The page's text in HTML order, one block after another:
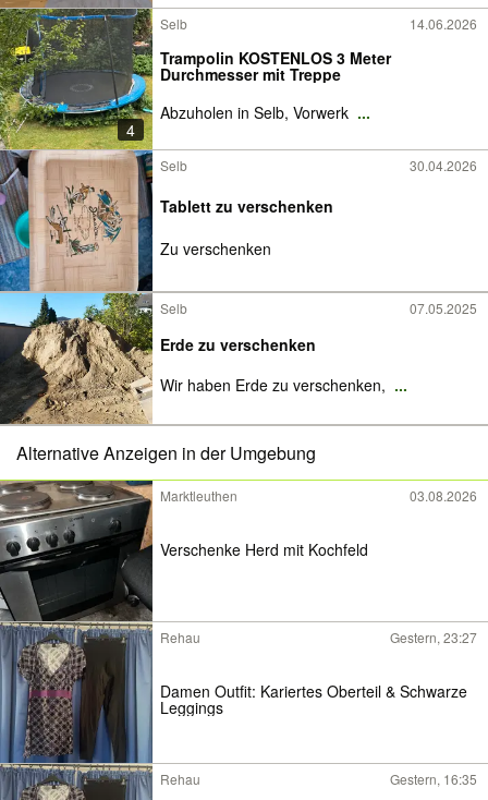
4
Selb 14.06.2026
Trampolin KOSTENLOS 3 Meter
Durchmesser mit Treppe
Abzuholen in Selb, Vorwerk ...
Selb 30.04.2026
Tablett zu verschenken
Zu verschenken
Selb 07.05.2025
Erde zu verschenken
Wir haben Erde zu verschenken, ...
Alternative Anzeigen in der Umgebung
Marktleuthen 03.08.2026
Verschenke Herd mit Kochfeld
Rehau Gestern, 23:27
Damen Outfit: Kariertes Oberteil & Schwarze
Leggings
Rehau Gestern, 16:35